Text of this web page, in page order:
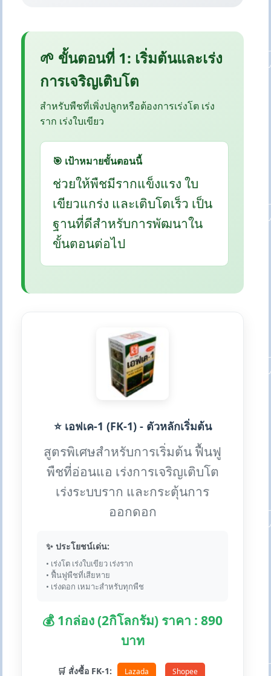
🌱 ขั้นตอนที่ 1: เริ่มต้นและเร่ง
การเจริญเติบโต
สำหรับพืชที่เพิ่งปลูกหรือต้องการเร่งโต เร่ง
ราก เร่งใบเขียว
🎯 เป้าหมายขั้นตอนนี้
ช่วยให้พืชมีรากแข็งแรง ใบ
เขียวแกร่ง และเติบโตเร็ว เป็น
ฐานที่ดีสำหรับการพัฒนาใน
ขั้นตอนต่อไป
⭐ เอฟเค-1 (FK-1) - ตัวหลักเริ่มต้น
สูตรพิเศษสำหรับการเริ่มต้น ฟื้นฟู
พืชที่อ่อนแอ เร่งการเจริญเติบโต
เร่งระบบราก และกระตุ้นการ
ออกดอก
✨ ประโยชน์เด่น:
• เร่งโต เร่งใบเขียว เร่งราก
• ฟื้นฟูพืชที่เสียหาย
• เร่งดอก เหมาะสำหรับทุกพืช
💰 1กล่อง (2กิโลกรัม) ราคา : 890
บาท
🛒 สั่งซื้อ FK-1: Lazada Shopee